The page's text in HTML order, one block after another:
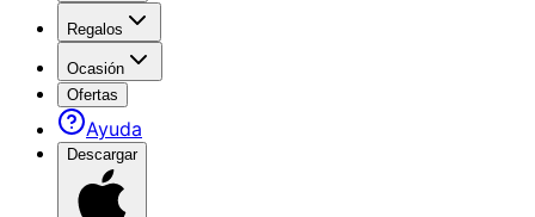
Regalos
Ocasión
Ofertas
Ayuda
Descargar